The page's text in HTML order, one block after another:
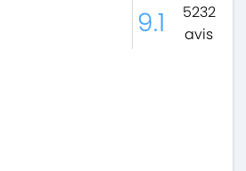
9.1
5232
avis